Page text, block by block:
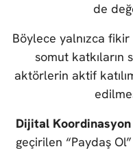
de
Böylece yalnızca
somut katkıların
aktörlerin aktif
Dijital
geçirilen “Paydaş